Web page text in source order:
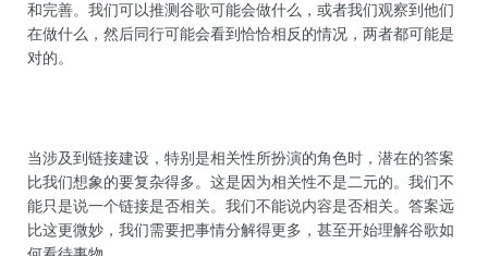
和完善。我们可以推测谷歌可能会做什么，或者我们观察到他们
在做什么，然后同行可能会看到恰恰相反的情况，两者都可能是
对的。
当涉及到链接建设，特别是相关性所扮演的角色时，潜在的答案
比我们想象的要复杂得多。这是因为相关性不是二元的。我们不
能只是说一个链接是否相关。我们不能说内容是否相关。答案远
比这更微妙，我们需要把事情分解得更多，甚至开始理解谷歌如